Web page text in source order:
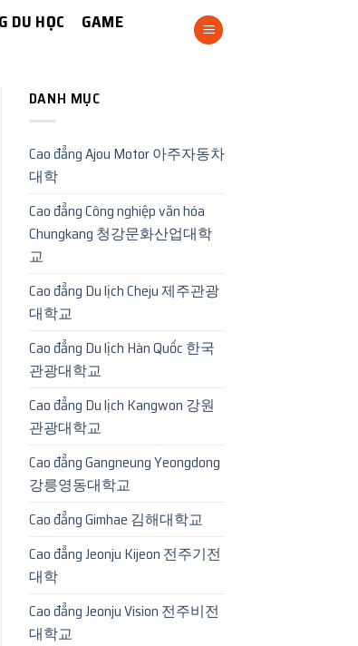
DU HỌC
GAME
DANH MỤC
Cao đẳng Ajou Motor 아주자동차
대학
Cao đẳng Công nghiệp văn hóa
Chungkang 청강문화산업대학
교
Cao đẳng Du lịch Cheju 제주관광
대학교
Cao đẳng Du lịch Hàn Quốc 한국
관광대학교
Cao đẳng Du lịch Kangwon 강원
관광대학교
Cao đẳng Gangneung Yeongdong
강릉영동대학교
Cao đẳng Gimhae 김해대학교
Cao đẳng Jeonju Kijeon 전주기전
대학
Cao đẳng Jeonju Vision 전주비전
대학교